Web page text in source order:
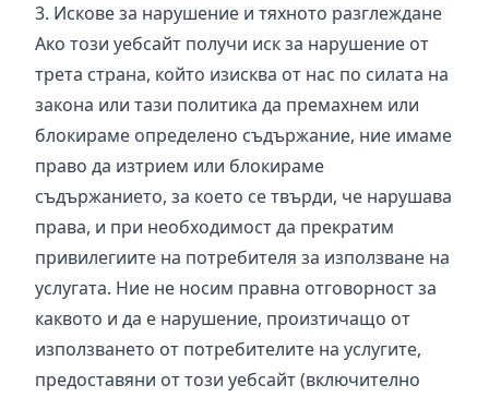
3. Искове за нарушение и тяхното разглеждане
Ако този уебсайт получи иск за нарушение от
трета страна, който изисква от нас по силата на
закона или тази политика да премахнем или
блокираме определено съдържание, ние имаме
право да изтрием или блокираме
съдържанието, за което се твърди, че нарушава
права, и при необходимост да прекратим
привилегиите на потребителя за използване на
услугата. Ние не носим правна отговорност за
каквото и да е нарушение, произтичащо от
използването от потребителите на услугите,
предоставяни от този уебсайт (включително